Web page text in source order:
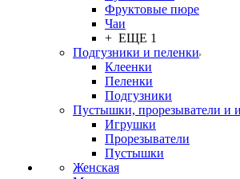
Фруктовые пюре
Чаи
+ ЕЩЕ 1
Подгузники и пеленки
Клеенки
Пеленки
Подгузники
Пустышки, прорезыватели и
Игрушки
Прорезыватели
Пустышки
Женская